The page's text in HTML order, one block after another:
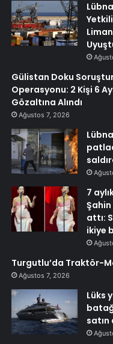
Gülistan Doku
Operasyonu: 2 Kişi 6
Gözaltına Alındı
Ağustos 7, 2026
7
attı:
ikiye
Turgutlu’da Traktör-
Ağustos 7, 2026
Lüks
satın